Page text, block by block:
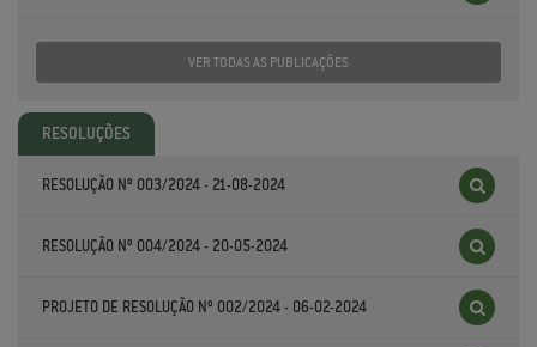
VER TODAS AS PUBLICAÇÕES
RESOLUÇÕES
RESOLUÇÃO Nº 003/2024 - 21-08-2024
RESOLUÇÃO Nº 004/2024 - 20-05-2024
PROJETO DE RESOLUÇÃO Nº 002/2024 - 06-02-2024